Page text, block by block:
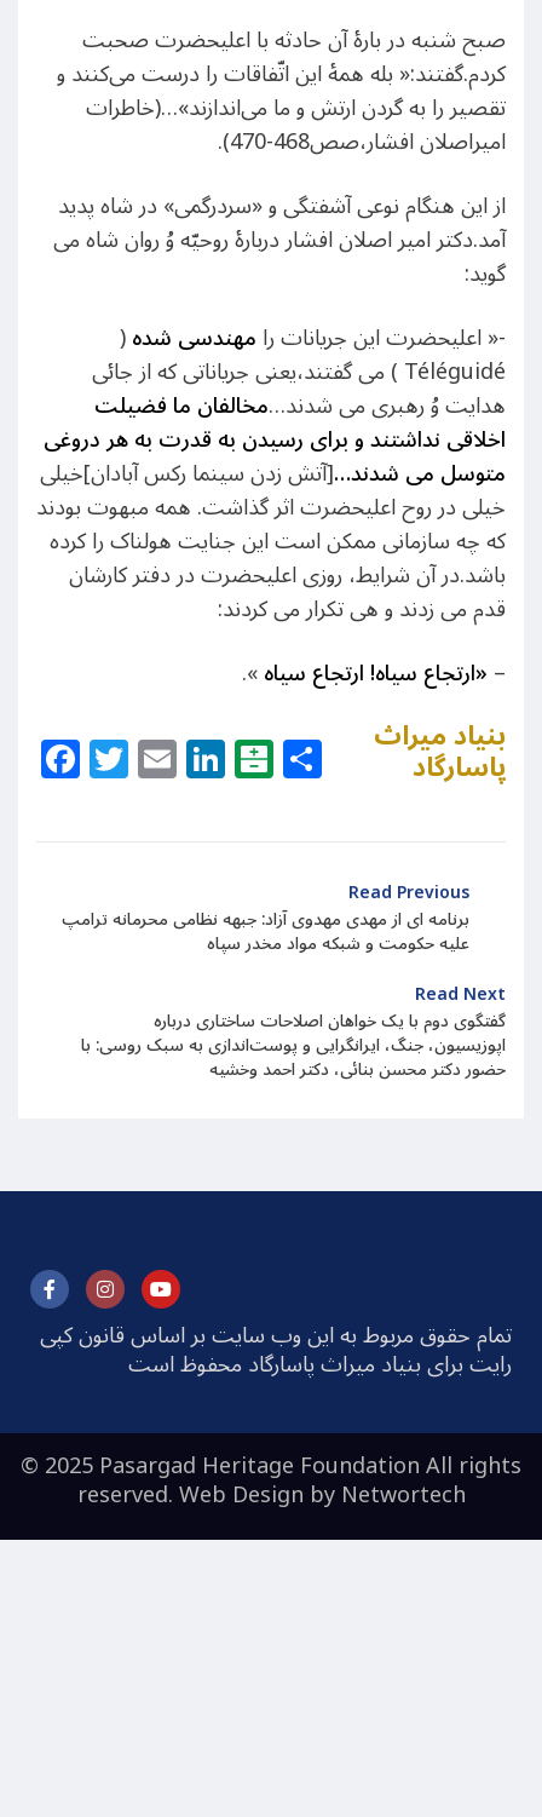
صبح شنبه در بارۀ آن حادثه با اعلیحضرت صحبت
كردم.گفتند:« بله همۀ این اتّفاقات را درست می‌كنند و
تقصیر را به گردن ارتش و ما می‌اندازند»…(خاطرات
امیراصلان افشار،صص468-470).
از این هنگام نوعی آشفتگی و «سردرگمی» در شاه پدید
آمد.دکتر امیر اصلان افشار دربارۀ روحیّه وُ روان شاه می
گوید:
-« اعلیحضرت این جریانات رامهندسی شده(
Téléguidé ) می گفتند،یعنی جریاناتی که از جائی
هدایت وُ رهبری می شدند…مخالفان ما فضیلت
اخلاقی نداشتند و برای رسیدن به قدرت به هر دروغی
متوسل می شدند…[آتش زدن سینما رکس آبادان]خیلی
خیلی در روح اعلیحضرت اثر گذاشت. همه مبهوت بودند
که چه سازمانی ممکن است این جنایت هولناک را کرده
باشد.در آن شرایط، روزی اعلیحضرت در دفتر کارشان
قدم می زدند و هی تکرار می کردند:
–«ارتجاع سیاه! ارتجاع سیاه».
Facebook
Twitter
EmailLinkedIn
Balatarin
Share
بنیاد میراث
پاسارگاد
Read Previous
برنامه ای از مهدی مهدوی آزاد: جبهه نظامی محرمانه ترامپ
علیه حکومت و شبکه مواد مخدر سپاه
Read Next
گفتگوی دوم با یک خواهان اصلاحات ساختاری درباره
اپوزیسیون، جنگ، ایرانگرایی و پوست‌اندازی به سبک روسی: با
حضور دکتر محسن بنائی، دکتر احمد وخشیه
تمام حقوق مربوط به این وب سایت بر اساس قانون کپی
رایت برای بنیاد میراث پاسارگاد محفوظ است
© 2025 Pasargad Heritage Foundation All rights
reserved. Web Design byNetwortech